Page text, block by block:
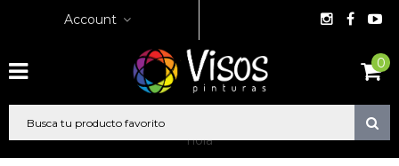
Account
0
hola